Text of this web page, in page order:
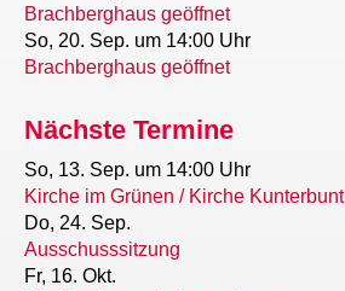
Brachberghaus geöffnet
So, 20. Sep. um 14:00 Uhr
Brachberghaus geöffnet
Nächste Termine
So, 13. Sep. um 14:00 Uhr
Kirche im Grünen / Kirche Kunterbunt
Do, 24. Sep.
Ausschusssitzung
Fr, 16. Okt.